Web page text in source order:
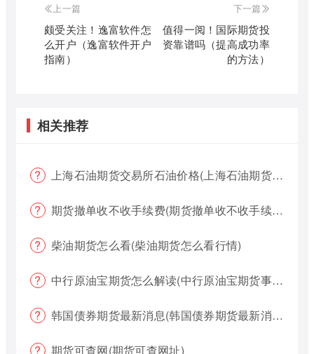
上一篇
颇受关注！逸富软件怎
么开户（逸富软件开户
指南）
下一篇
值得一阅！国际期货投
资靠谱吗（提高成功率
的方法）
相关推荐
上海石油期货交易所石油价格(上海石油期货交易所石油价格查询)
期货撤单收不收手续费(期货撤单收不收手续费用)
柴油期货怎么看(柴油期货怎么看行情)
中行原油宝期货怎么解读(中行原油宝期货事件)
韩国债券期货最新消息(韩国债券期货最新消息新闻)
期货可查网(期货可查网址)